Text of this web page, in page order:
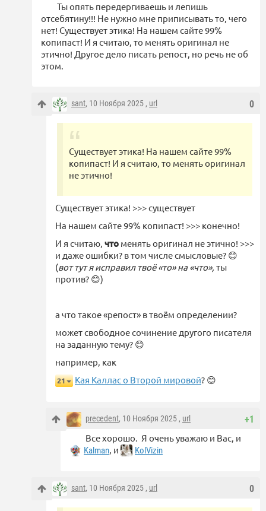
Ты опять передергиваешь и лепишь
отсебятину!!! Не нужно мне приписывать то, чего
нет! Существует этика! На нашем сайте 99%
копипаст! И я считаю, то менять оригинал не
этично! Другое дело писать репост, но речь не об
этом.
0
sant, 10 Ноября 2025 , url
Существует этика! На нашем сайте 99%
копипаст! И я считаю, то менять оригинал
не этично!
Существует этика! >>> существует
На нашем сайте 99% копипаст! >>> конечно!
И я считаю, что менять оригинал не этично! >>>
и даже ошибки? в том числе смысловые? 😊
(вот тут я исправил твоё «то» на «что», ты
против? 😊)
а что такое «репост» в твоём определении?
может свободное сочинение другого писателя
на заданную тему? 😊
например, как
21 Кая Каллас о Второй мировой? 😊
+1
precedent, 10 Ноября 2025 , url
Все хорошо. Я очень уважаю и Вас, и
Kalman, и KolVizin
0
sant, 10 Ноября 2025 , url